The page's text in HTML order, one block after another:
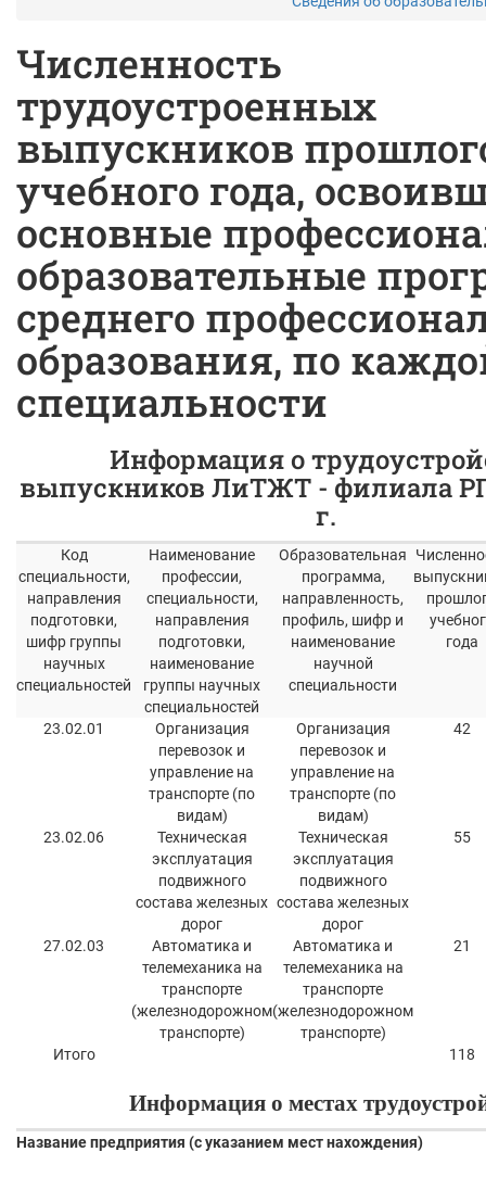
Численность
трудоустроенных
выпускников
учебного года,
основные
образовательные
среднего
образования, по
специальности
Информация о
выпускников ЛиТЖТ - филиала
г.
Код
специальности,
направления
подготовки,
шифр группы
научных
специальностей
Наименование
профессии,
специальности,
направления
подготовки,
наименование
группы научных
специальностей
Образовательная
программа,
направленность,
профиль, шифр и
наименование
научной
специальности
года
23.02.01
Организация
перевозок и
управление на
транспорте (по
видам)
Организация
перевозок и
управление на
транспорте (по
видам)
42
23.02.06
Техническая
эксплуатация
подвижного
состава железных
дорог
Техническая
эксплуатация
подвижного
состава железных
дорог
55
27.02.03
Автоматика и
телемеханика на
транспорте
(железнодорожном
транспорте)
Автоматика и
телемеханика на
транспорте
(железнодорожном
транспорте)
21
Итого 118
Информация о местах
Название предприятия (с указанием мест нахождения)